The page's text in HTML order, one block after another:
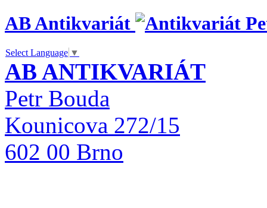
AB Antikvariát
Select Language ▼
AB ANTIKVARIÁT
Petr Bouda
Kounicova 272/15
602 00 Brno